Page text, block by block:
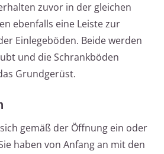
zuvor in der gleichen
ebenfalls eine Leiste zur
Einlegeböden. Beide werden
und die Schrankböden
Grundgerüst.
gemäß der Öffnung ein oder
haben von Anfang an mit den